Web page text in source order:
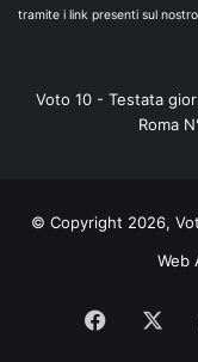
tramite i link presenti sul
Voto 10 - Testata
Roma
© Copyright 2026,
Web